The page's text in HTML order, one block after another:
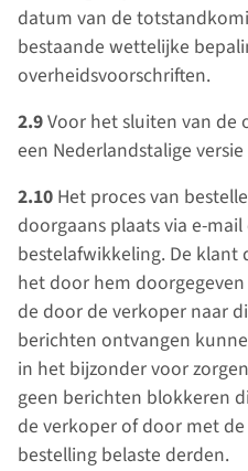
datum van de
bestaande wettelijke
overheidsvoorschriften.
2.9Voor het sluiten van de
een Nederlandstalige
2.10 Het proces van
doorgaans plaats via e-
bestelafwikkeling. De
het door hem
de door de verkoper naar
berichten ontvangen
in het bijzonder voor
geen berichten blokkeren
de verkoper of door met
bestelling belaste derden.